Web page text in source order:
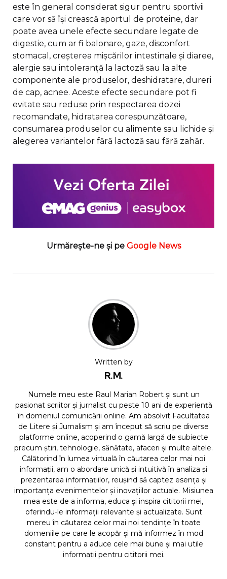
este în general considerat sigur pentru sportivii
care vor să își crească aportul de proteine, dar
poate avea unele efecte secundare legate de
digestie, cum ar fi balonare, gaze, disconfort
stomacal, creșterea mișcărilor intestinale și diaree,
alergie sau intoleranță la lactoză sau la alte
componente ale produselor, deshidratare, dureri
de cap, acnee. Aceste efecte secundare pot fi
evitate sau reduse prin respectarea dozei
recomandate, hidratarea corespunzătoare,
consumarea produselor cu alimente sau lichide și
alegerea variantelor fără lactoză sau fără zahăr.
Urmărește-ne și pe Google News
Written by
R.M.
Numele meu este Raul Marian Robert și sunt un
pasionat scriitor și jurnalist cu peste 10 ani de experiență
în domeniul comunicării online. Am absolvit Facultatea
de Litere și Jurnalism și am început să scriu pe diverse
platforme online, acoperind o gamă largă de subiecte
precum știri, tehnologie, sănătate, afaceri și multe altele.
Călătorind în lumea virtuală în căutarea celor mai noi
informații, am o abordare unică și intuitivă în analiza și
prezentarea informațiilor, reușind să captez esența și
importanța evenimentelor și inovațiilor actuale. Misiunea
mea este de a informa, educa și inspira cititorii mei,
oferindu-le informații relevante și actualizate. Sunt
mereu în căutarea celor mai noi tendințe în toate
domeniile pe care le acopăr și mă informez în mod
constant pentru a aduce cele mai bune și mai utile
informații pentru cititorii mei.